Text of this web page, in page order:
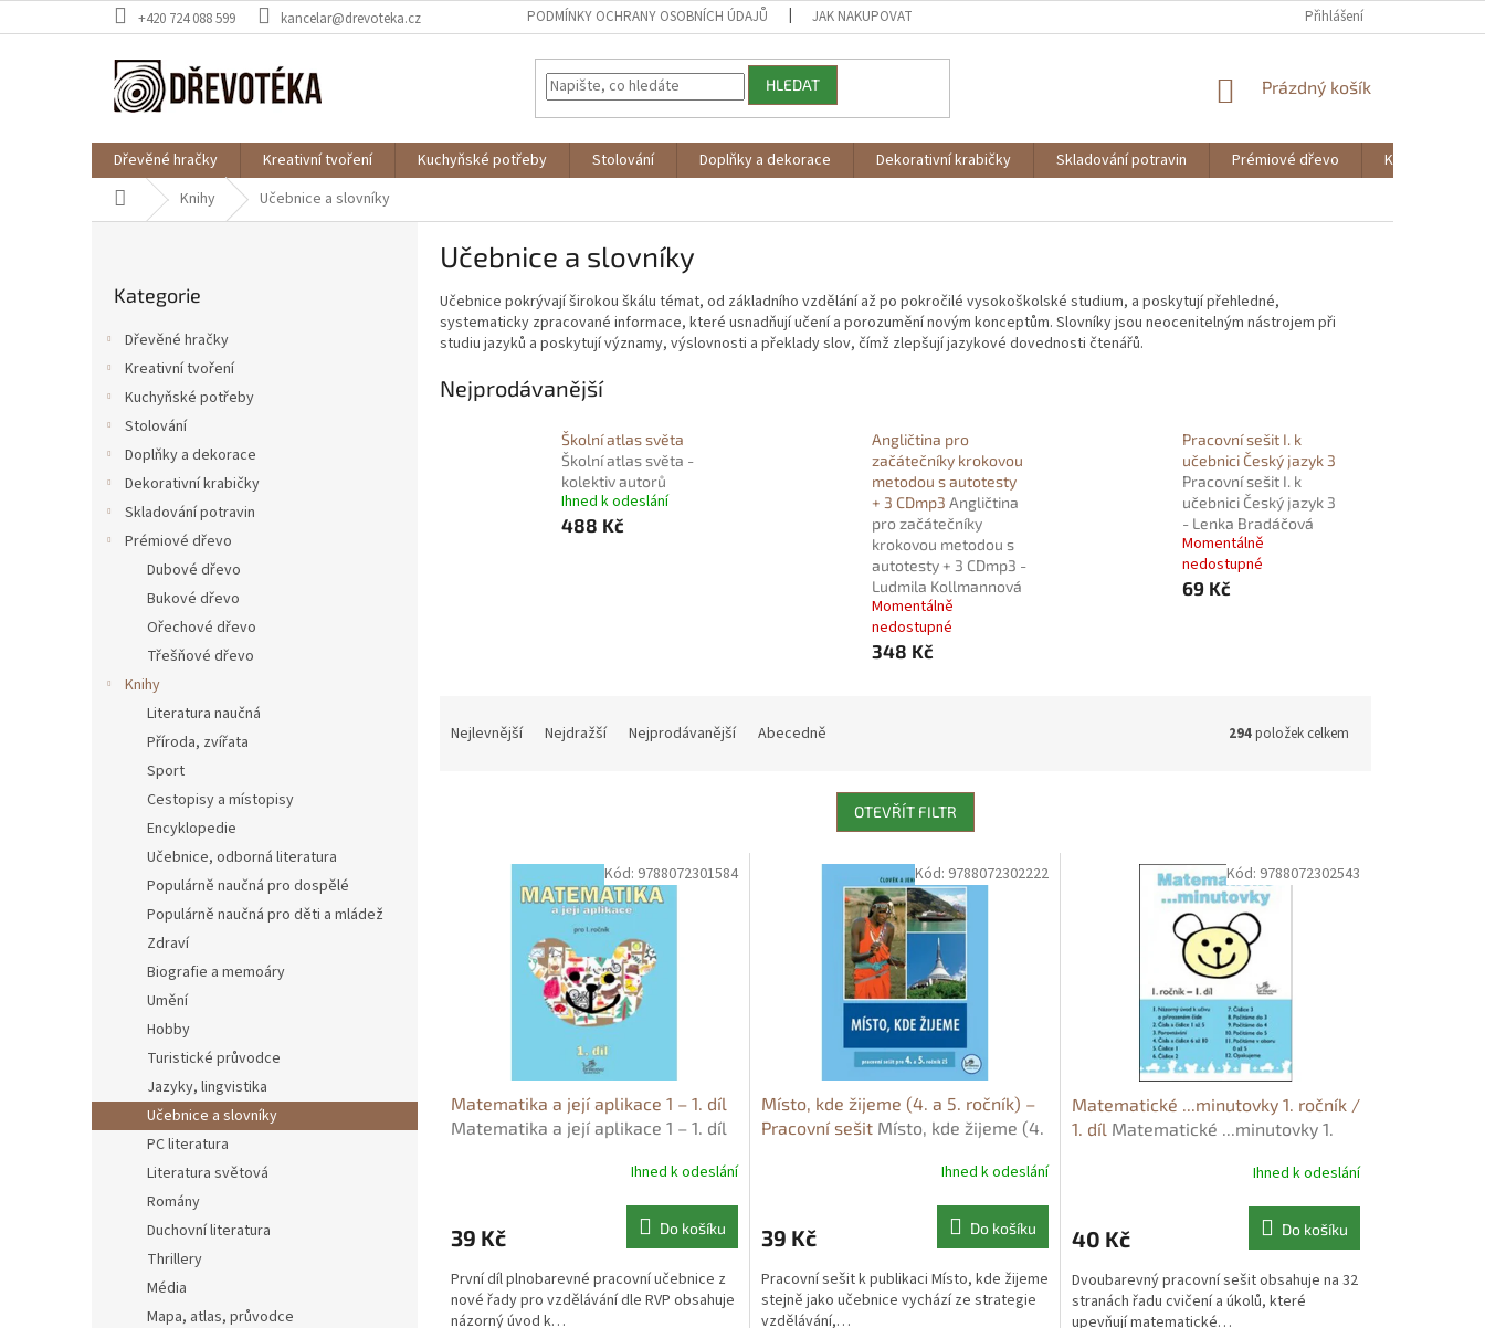
na
+420 724 088 599 kancelar@drevoteka.cz PODMÍNKY OCHRANY OSOBNÍCH ÚDAJŮ JAK NAKUPOVAT Přihlášení
HLEDAT
NÁKUPNÍ
Prázdný košík
Dřevěné hračky Kreativní tvoření Kuchyňské potřeby Stolování Doplňky a dekorace Dekorativní krabičky Skladování potravin Prémiové dřevo
Knihy
Domů Knihy Učebnice a slovníky
kategorie
Kategorie
Dřevěné hračky
Kreativní tvoření
Kuchyňské potřeby
Stolování
Doplňky a dekorace
Dekorativní krabičky
Skladování potravin
Prémiové dřevo
Dubové dřevo
Bukové dřevo
Ořechové dřevo
Třešňové dřevo
Knihy
Literatura naučná
Příroda, zvířata
Sport
Cestopisy a místopisy
Encyklopedie
Učebnice, odborná literatura
Populárně naučná pro dospělé
Populárně naučná pro děti a mládež
Zdraví
Biografie a memoáry
Umění
Hobby
Turistické průvodce
Jazyky, lingvistika
Učebnice a slovníky
PC literatura
Literatura světová
Romány
Duchovní literatura
Thrillery
Média
Mapa, atlas, průvodce
Učebnice a slovníky
Učebnice pokrývají širokou škálu témat, od základního vzdělání až po pokročilé vysokoškolské studium, a poskytují přehledné,
systematicky zpracované informace, které usnadňují učení a porozumění novým konceptům. Slovníky jsou neocenitelným nástrojem při
studiu jazyků a poskytují významy, výslovnosti a překlady slov, čímž zlepšují jazykové dovednosti čtenářů.
Nejprodávanější
Školní atlas světa
Školní atlas světa -
kolektiv autorů
Ihned k odeslání
488 Kč
Angličtina pro
začátečníky krokovou
metodou s autotesty
+ 3 CDmp3 Angličtina
pro začátečníky
krokovou metodou s
autotesty + 3 CDmp3 -
Ludmila Kollmannová
Momentálně
nedostupné
348 Kč
Pracovní sešit I. k
učebnici Český jazyk 3
Pracovní sešit I. k
učebnici Český jazyk 3
- Lenka Bradáčová
Momentálně
nedostupné
69 Kč
Nejlevnější Nejdražší Nejprodávanější Abecedně 294položek celkem
OTEVŘÍT FILTR
Matematika a její aplikace 1 – 1. díl
Matematika a její aplikace 1 – 1. díl
Ihned k odeslání
39 Kč Do košíku
První díl plnobarevné pracovní učebnice z
nové řady pro vzdělávání dle RVP obsahuje
názorný úvod k…
Kód: 9788072301584
Místo, kde žijeme (4. a 5. ročník) –
Pracovní sešit Místo, kde žijeme (4.
Ihned k odeslání
39 Kč Do košíku
Pracovní sešit k publikaci Místo, kde žijeme
stejně jako učebnice vychází ze strategie
vzdělávání,…
Kód: 9788072302222
Matematické ...minutovky 1. ročník /
1. díl Matematické ...minutovky 1.
Ihned k odeslání
40 Kč Do košíku
Dvoubarevný pracovní sešit obsahuje na 32
stranách řadu cvičení a úkolů, které
upevňují matematické…
Kód: 9788072302543